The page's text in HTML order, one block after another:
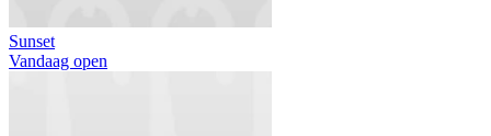
Sunset
Vandaag open